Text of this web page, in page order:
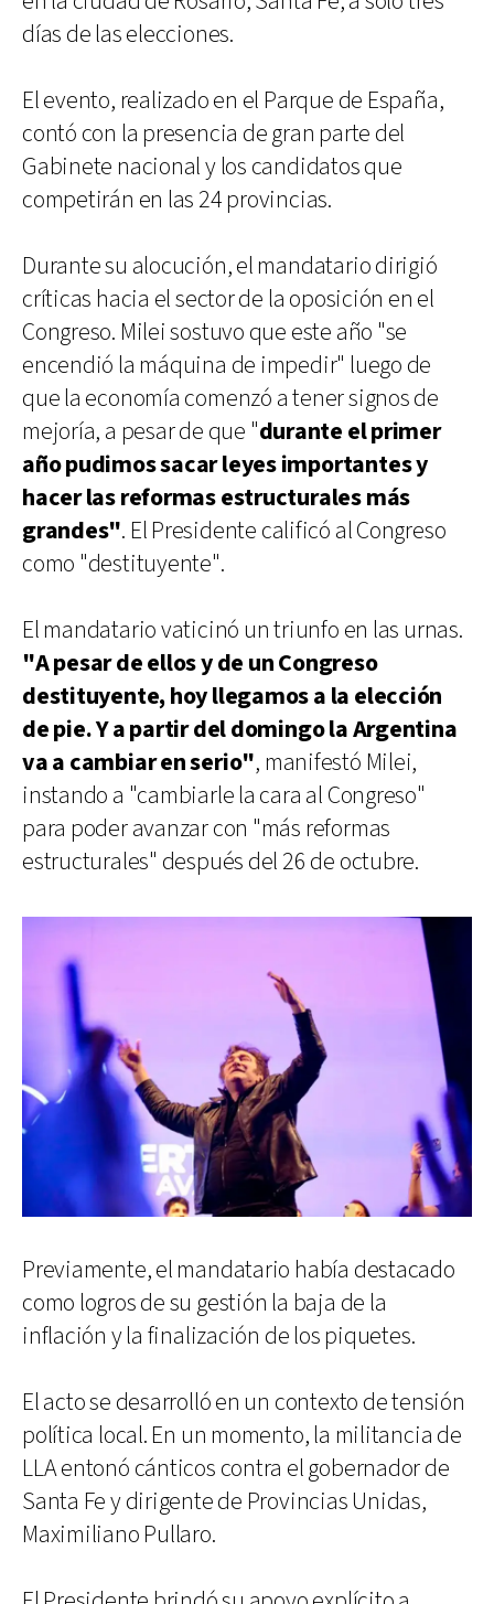
días de las elecciones.
El evento, realizado en el Parque de España,
contó con la presencia de gran parte del
Gabinete nacional y los candidatos que
competirán en las 24 provincias.
Durante su alocución, el mandatario dirigió
críticas hacia el sector de la oposición en el
Congreso. Milei sostuvo que este año "se
encendió la máquina de impedir" luego de
que la economía comenzó a tener signos de
mejoría, a pesar de que "durante el primer
año pudimos sacar leyes importantes y
hacer las reformas estructurales más
grandes". El Presidente calificó al Congreso
como "destituyente".
El mandatario vaticinó un triunfo en las urnas.
"A pesar de ellos y de un Congreso
destituyente, hoy llegamos a la elección
de pie. Y a partir del domingo la Argentina
va a cambiar en serio", manifestó Milei,
instando a "cambiarle la cara al Congreso"
para poder avanzar con "más reformas
estructurales" después del 26 de octubre.
Previamente, el mandatario había destacado
como logros de su gestión la baja de la
inflación y la finalización de los piquetes.
El acto se desarrolló en un contexto de tensión
política local. En un momento, la militancia de
LLA entonó cánticos contra el gobernador de
Santa Fe y dirigente de Provincias Unidas,
Maximiliano Pullaro.